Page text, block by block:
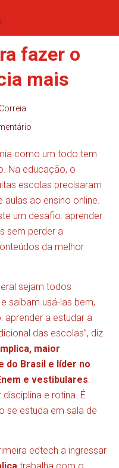
fazer o
mais
como um todo tem
Na educação, o
escolas precisaram
ao ensino online.
um desafio: aprender
sem perder a
da melhor
sejam todos
saibam usá-las bem,
aprender a estudar a
das escolas”, diz
maior
do Brasil e líder no
e vestibulares.
disciplina e rotina. É
se estuda em sala de
edtech a ingressar